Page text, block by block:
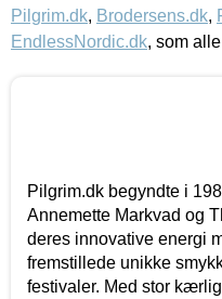
Pilgrim.dk, Brodersens.dk,
EndlessNordic.dk, som
Pilgrim.dk begyndte i
Annemette Markvad og
deres innovative energi
fremstillede unikke
festivaler. Med stor